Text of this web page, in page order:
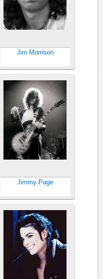
Jim Morrison
Jimmy Page